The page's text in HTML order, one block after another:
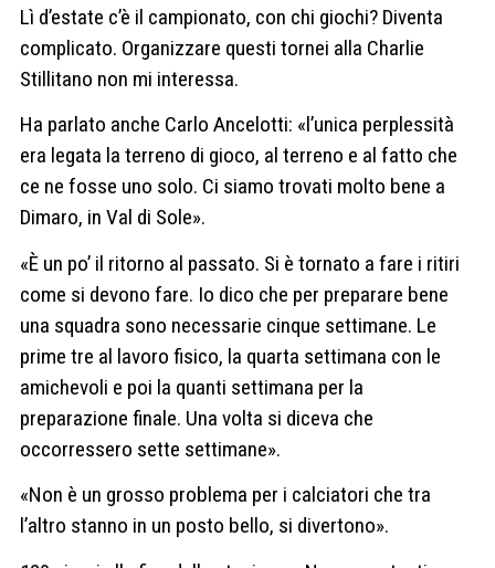
Lì d’estate c’è il campionato, con chi giochi? Diventa
complicato. Organizzare questi tornei alla Charlie
Stillitano non mi interessa.
Ha parlato anche Carlo Ancelotti: «l’unica perplessità
era legata la terreno di gioco, al terreno e al fatto che
ce ne fosse uno solo. Ci siamo trovati molto bene a
Dimaro, in Val di Sole».
«È un po’ il ritorno al passato. Si è tornato a fare i ritiri
come si devono fare. Io dico che per preparare bene
una squadra sono necessarie cinque settimane. Le
prime tre al lavoro fisico, la quarta settimana con le
amichevoli e poi la quanti settimana per la
preparazione finale. Una volta si diceva che
occorressero sette settimane».
«Non è un grosso problema per i calciatori che tra
l’altro stanno in un posto bello, si divertono».